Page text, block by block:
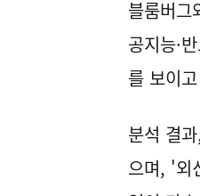
블룸버그
공지능·
를 보이
분석 결
으며, '외